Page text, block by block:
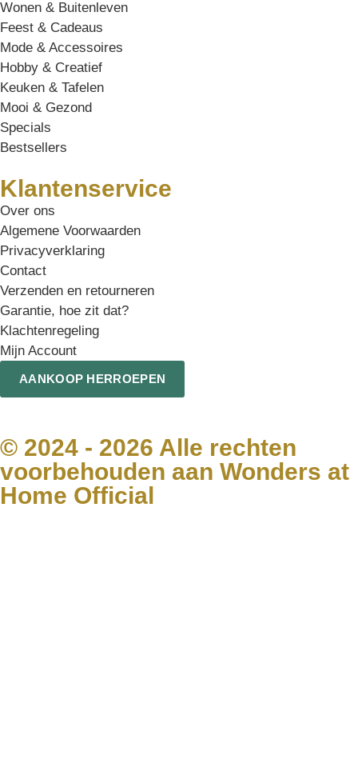
Wonen & Buitenleven
Feest & Cadeaus
Mode & Accessoires
Hobby & Creatief
Keuken & Tafelen
Mooi & Gezond
Specials
Bestsellers
Klantenservice
Over ons
Algemene Voorwaarden
Privacyverklaring
Contact
Verzenden en retourneren
Garantie, hoe zit dat?
Klachtenregeling
Mijn Account
AANKOOP HERROEPEN
© 2024 - 2026 Alle rechten
voorbehouden aan Wonders at
Home Official